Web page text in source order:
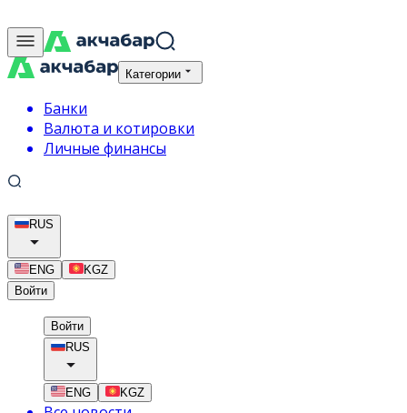
Категории
Банки
Валюта и котировки
Личные финансы
RUS
ENG
KGZ
Войти
Войти
RUS
ENG KGZ